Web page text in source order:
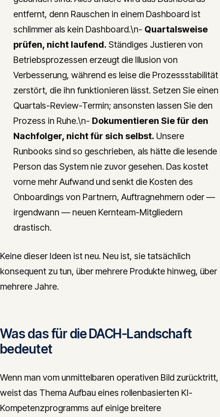
entfernt, denn Rauschen in einem Dashboard ist
schlimmer als kein Dashboard.\n- Quartalsweise
prüfen, nicht laufend. Ständiges Justieren von
Betriebsprozessen erzeugt die Illusion von
Verbesserung, während es leise die Prozessstabilität
zerstört, die ihn funktionieren lässt. Setzen Sie einen
Quartals-Review-Termin; ansonsten lassen Sie den
Prozess in Ruhe.\n- Dokumentieren Sie für den
Nachfolger, nicht für sich selbst. Unsere
Runbooks sind so geschrieben, als hätte die lesende
Person das System nie zuvor gesehen. Das kostet
vorne mehr Aufwand und senkt die Kosten des
Onboardings von Partnern, Auftragnehmern oder —
irgendwann — neuen Kernteam-Mitgliedern
drastisch.
Keine dieser Ideen ist neu. Neu ist, sie tatsächlich
konsequent zu tun, über mehrere Produkte hinweg, über
mehrere Jahre.
Was das für die DACH-Landschaft
bedeutet
Wenn man vom unmittelbaren operativen Bild zurücktritt,
weist das Thema Aufbau eines rollenbasierten KI-
Kompetenzprogramms auf einige breitere